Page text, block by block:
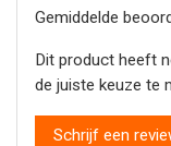
Gemiddelde
Dit product heeft
de juiste keuze te
Schrijf een